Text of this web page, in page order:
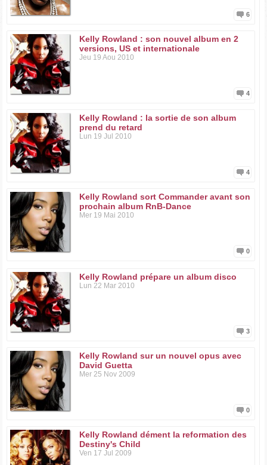
6
Kelly Rowland : son nouvel album en 2
versions, US et internationale
Jeu 19 Aou 2010
4
Kelly Rowland : la sortie de son album
prend du retard
Lun 19 Jul 2010
4
Kelly Rowland sort Commander avant son
prochain album RnB-Dance
Mer 19 Mai 2010
0
Kelly Rowland prépare un album disco
Lun 22 Mar 2010
3
Kelly Rowland sur un nouvel opus avec
David Guetta
Mer 25 Nov 2009
0
Kelly Rowland dément la reformation des
Destiny's Child
Ven 17 Jul 2009